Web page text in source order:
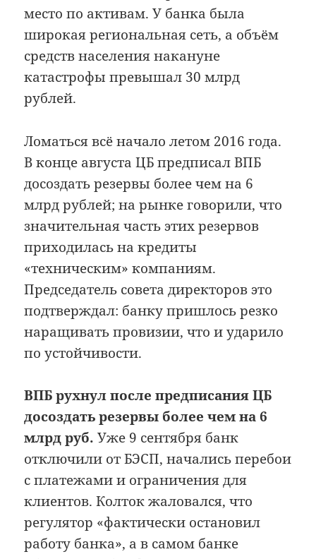
место по активам. У банка была
широкая региональная сеть, а объём
средств населения накануне
катастрофы превышал 30 млрд
рублей.
Ломаться всё начало летом 2016 года.
В конце августа ЦБ предписал ВПБ
досоздать резервы более чем на 6
млрд рублей; на рынке говорили, что
значительная часть этих резервов
приходилась на кредиты
«техническим» компаниям.
Председатель совета директоров это
подтверждал: банку пришлось резко
наращивать провизии, что и ударило
по устойчивости.
ВПБ рухнул после предписания ЦБ
досоздать резервы более чем на 6
млрд руб. Уже 9 сентября банк
отключили от БЭСП, начались перебои
с платежами и ограничения для
клиентов. Колток жаловался, что
регулятор «фактически остановил
работу банка», а в самом банке